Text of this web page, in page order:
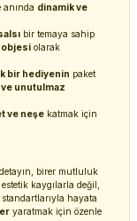
anında dinamik ve
bir temaya sahip
objesi olarak
bir hediyenin paket
unutulmaz
ve neşe katmak için
birer mutluluk
kaygılarla değil,
hayata
yaratmak için özenle